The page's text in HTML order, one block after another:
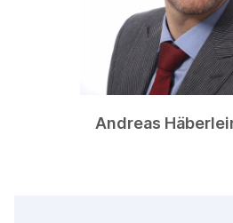
Andreas